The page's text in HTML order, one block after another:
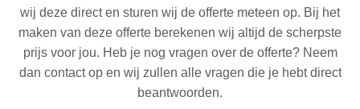
wij deze direct en sturen wij de offerte meteen op. Bij het
maken van deze offerte berekenen wij altijd de scherpste
prijs voor jou. Heb je nog vragen over de offerte? Neem
dan contact op en wij zullen alle vragen die je hebt direct
beantwoorden.